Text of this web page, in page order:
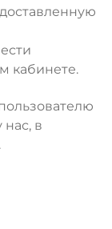
кабинете.
в